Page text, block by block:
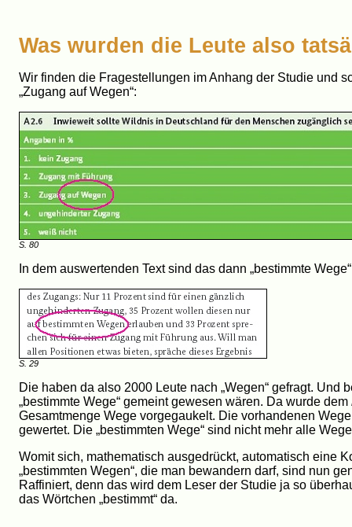
Was wurden die Leute also
Wir finden die Fragestellungen im Anhang der Studie und
„Zugang auf Wegen“:
S. 80
In dem auswertenden Text sind das dann „bestimmte
S. 29
Die haben da also 2000 Leute nach „Wegen“ gefragt. Und
„bestimmte Wege“ gemeint gewesen wären. Da wurde dem
Gesamtmenge Wege vorgegaukelt. Die vorhandenen
gewertet. Die „bestimmten Wege“ sind nicht mehr alle
Womit sich, mathematisch ausgedrückt, automatisch eine
„bestimmten Wegen“, die man bewandern darf, sind nun
Raffiniert, denn das wird dem Leser der Studie ja so
das Wörtchen „bestimmt“ da.